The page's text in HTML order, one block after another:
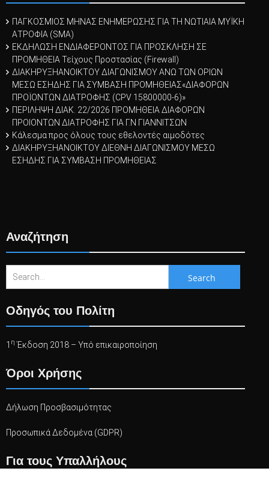
ΠΑΓΚΟΣΜΙΟΣ ΜΗΝΑΣ ΕΝΗΜΕΡΩΣΗΣ ΓΙΑ ΤΗ ΝΩΤΙΑΙΑ ΜΥΪΚΗ
ΑΤΡΟΦΙΑ (SMA)
ΕΚΔΗΛΩΣΗ ΕΝΔΙΑΦΕΡΟΝΤΟΣ ΓΙΑ ΠΡΟΣΚΛΗΣΗ ΣΕ
ΠΡΟΜΗΘΕΙΑ Τείχους Προστασίας (Firewall)
ΔΙΑΚΗΡΥΞΗΑΝΟΙΚΤΟΥ ΔΙΑΓΩΝΙΣΜΟΥ ΑΝΩ ΤΩΝ ΟΡΙΩΝ
ΜΕΣΩ ΕΣΗΔΗΣ ΓΙΑ ΣΥΜΒΑΣΗ ΠΡΟΜΗΘΕΙΑΣ«ΔΙΑΦΟΡΩΝ
ΠΡΟΪOΝΤΩΝ ΔΙΑΤΡΟΦΗΣ (CPV 15800000-6)»
ΠΕΡΙΛΗΨΗ ΔΙΑΚ. 22/2026 ΠΡΟΜΗΘΕΙΑ ΔΙΑΦΟΡΩΝ
ΠΡΟΙΟΝΤΩΝ ΔΙΑΤΡΟΦΗΣ ΓΙΑ Γ.Ν ΓΙΑΝΝΙΤΣΩΝ
Κάλεσμα προς όλους τους εθελοντές αιμοδότες
ΔΙΑΚΗΡΥΞΗΑΝΟΙΚΤΟΥ ΔΙΕΘΝΗ ΔΙΑΓΩΝΙΣΜΟΥ ΜΕΣΩ
ΕΣΗΔΗΣ ΓΙΑ ΣΥΜΒΑΣΗ ΠΡΟΜΗΘΕΙΑΣ
Αναζήτηση
for:
Οδηγός του Πολίτη
1 η Έκδοση 2018 – Υπό επικαιροποίηση
Όροι Χρήσης
Δήλωση Προσβασιμότητας
Προσωπικά Δεδομένα (GDPR)
Για τους Υπαλλήλους